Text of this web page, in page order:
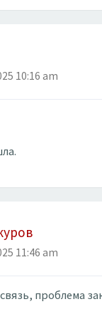
10:16 am
11:46 am
проблема